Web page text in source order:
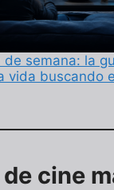
de semana: la
vida buscando
cine